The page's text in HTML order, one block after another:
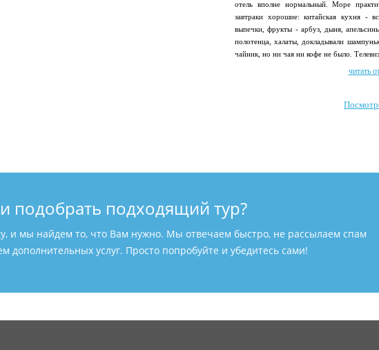
отель вполне нормальный. Море
завтраки хорошие: китайская кухня -
выпечки, фрукты - арбуз, дыня,
полотенца, халаты, докладывали
чайник, но ни чая ни кофе не было.
читать
подобрать подходящий тур?
и мы найдем то, что Вам нужно. Мы отвечаем быстро, не рассылаем спам
дополнительных услуг. Просто попробуйте и убедитесь сами!